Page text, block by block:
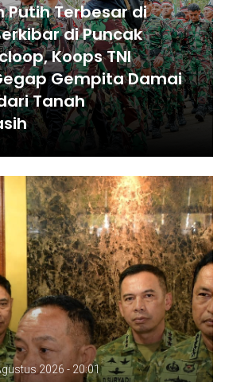
Putih Terbesar di
di Puncak
Koops TNI
Gempita Damai
Tanah
2026 - 20:01